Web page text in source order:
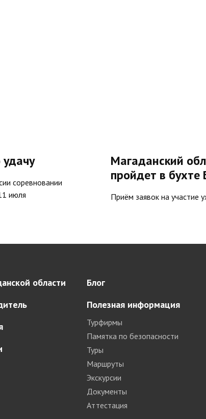
соревновании
июля
Магаданский
пройдет в
Приём заявок на участие
области
Блог
Полезная информация
Турфирмы
Памятка по безопасности
Туры
Маршруты
Экскурсии
Документы
Аттестация